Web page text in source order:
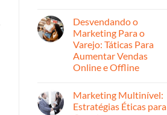
Segmento
de
Negócio
em
Marketing
de
Relacionamento:
Construindo
Conexões
Duradouras
Desvendando o
Marketing Para o
Varejo: Táticas Para
Aumentar Vendas
Online e Offline
em
Desvendando
o
Marketing Multinível:
Estratégias Éticas para